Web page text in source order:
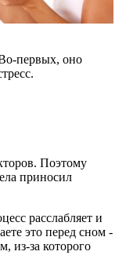
первых, оно
Поэтому
приносил
расслабляет и
это перед сном -
из-за которого